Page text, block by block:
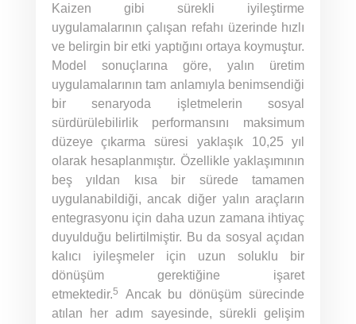
Kaizen gibi sürekli iyileştirme
uygulamalarının çalışan refahı üzerinde hızlı
ve belirgin bir etki yaptığını ortaya koymuştur.
Model sonuçlarına göre, yalın üretim
uygulamalarının tam anlamıyla benimsendiği
bir senaryoda işletmelerin sosyal
sürdürülebilirlik performansını maksimum
düzeye çıkarma süresi yaklaşık 10,25 yıl
olarak hesaplanmıştır. Özellikle yaklaşımının
beş yıldan kısa bir sürede tamamen
uygulanabildiği, ancak diğer yalın araçların
entegrasyonu için daha uzun zamana ihtiyaç
duyulduğu belirtilmiştir. Bu da sosyal açıdan
kalıcı iyileşmeler için uzun soluklu bir
dönüşüm gerektiğine işaret
etmektedir.5
Ancak bu dönüşüm sürecinde
atılan her adım sayesinde, sürekli gelişim